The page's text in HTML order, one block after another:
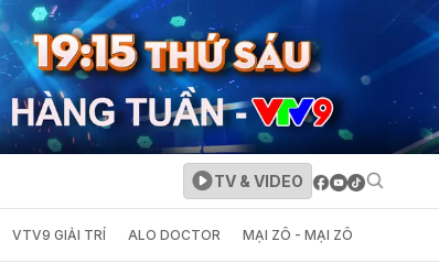
TV & VIDEO
VTV9 GIẢI TRÍ ALO DOCTOR MẠI ZÔ - MẠI ZÔ